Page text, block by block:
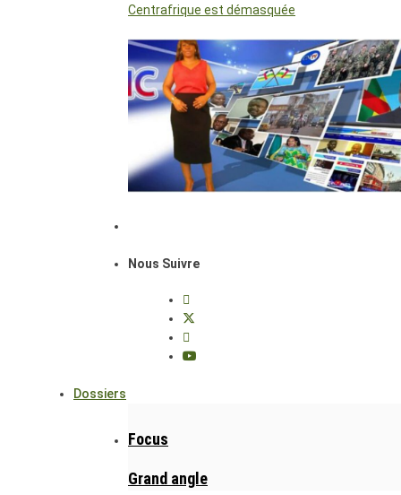
Centrafrique est démasquée
Nous Suivre
Dossiers
Focus
Grand angle